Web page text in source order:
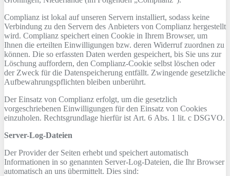
Complianz ist lokal auf unseren Servern installiert, sodass keine
Verbindung zu den Servern des Anbieters von Complianz hergestellt
wird. Complianz speichert einen Cookie in Ihrem Browser, um
Ihnen die erteilten Einwilligungen bzw. deren Widerruf zuordnen zu
können. Die so erfassten Daten werden gespeichert, bis Sie uns zur
Löschung auffordern, den Complianz-Cookie selbst löschen oder
der Zweck für die Datenspeicherung entfällt. Zwingende gesetzliche
Aufbewahrungspflichten bleiben unberührt.
Der Einsatz von Complianz erfolgt, um die gesetzlich
vorgeschriebenen Einwilligungen für den Einsatz von Cookies
einzuholen. Rechtsgrundlage hierfür ist Art. 6 Abs. 1 lit. c DSGVO.
Server-Log-Dateien
Der Provider der Seiten erhebt und speichert automatisch
Informationen in so genannten Server-Log-Dateien, die Ihr Browser
automatisch an uns übermittelt. Dies sind: